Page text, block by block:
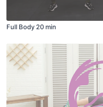
Full Body 20 min